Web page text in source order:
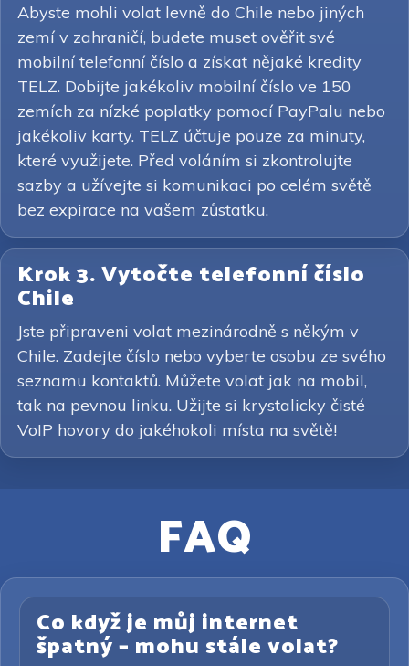
Abyste mohli volat levně do Chile nebo jiných
zemí v zahraničí, budete muset ověřit své
mobilní telefonní číslo a získat nějaké kredity
TELZ. Dobijte jakékoliv mobilní číslo ve 150
zemích za nízké poplatky pomocí PayPalu nebo
jakékoliv karty. TELZ účtuje pouze za minuty,
které využijete. Před voláním si zkontrolujte
sazby a užívejte si komunikaci po celém světě
bez expirace na vašem zůstatku.
Krok 3. Vytočte telefonní číslo
Chile
Jste připraveni volat mezinárodně s někým v
Chile. Zadejte číslo nebo vyberte osobu ze svého
seznamu kontaktů. Můžete volat jak na mobil,
tak na pevnou linku. Užijte si krystalicky čisté
VoIP hovory do jakéhokoli místa na světě!
FAQ
Co když je můj internet
špatný – mohu stále volat?